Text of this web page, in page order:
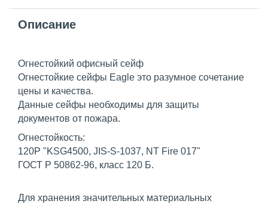
Описание
Огнестойкий офисный сейф
Огнестойкие сейфы Eagle это разумное сочетание
цены и качества.
Данные сейфы необходимы для защиты
документов от пожара.
Огнестойкость:
120P "KSG4500, JIS-S-1037, NT Fire 017"
ГОСТ Р 50862-96, класс 120 Б.
Для хранения значительных материальных